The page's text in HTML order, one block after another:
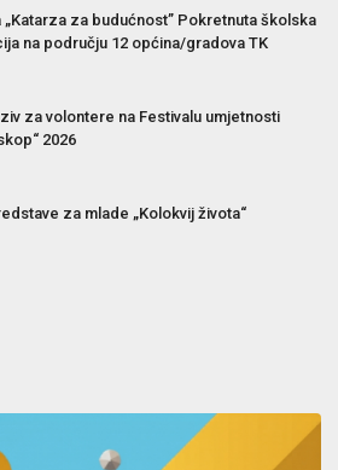
za budućnost” Pokretnuta školska
na području 12 općina/gradova TK
za volontere na Festivalu umjetnosti
2026
za mlade „Kolokvij života“